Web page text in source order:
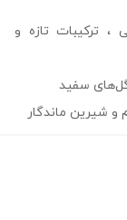
، ترکیبات تازه و
گل‌های سفید
شیرین ماندگار